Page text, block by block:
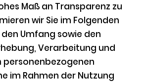
Maß an Transparenz zu
wir Sie im Folgenden
Umfang sowie den
Verarbeitung und
personenbezogenen
im Rahmen der Nutzung